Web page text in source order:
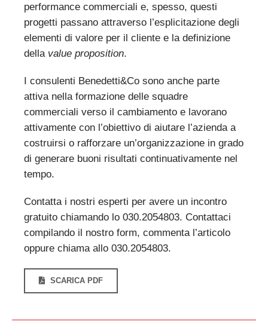
performance commerciali e, spesso, questi
progetti passano attraverso l’esplicitazione degli
elementi di valore per il cliente e la definizione
della value proposition.
I consulenti Benedetti&Co sono anche parte
attiva nella formazione delle squadre
commerciali verso il cambiamento e lavorano
attivamente con l’obiettivo di aiutare l’azienda a
costruirsi o rafforzare un’organizzazione in grado
di generare buoni risultati continuativamente nel
tempo.
Contatta i nostri esperti per avere un incontro
gratuito chiamando lo 030.2054803. Contattaci
compilando il nostro form, commenta l’articolo
oppure chiama allo 030.2054803.
SCARICA PDF